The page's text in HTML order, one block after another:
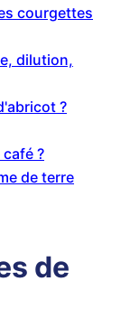
courgettes
dilution,
?
?
de terre
de